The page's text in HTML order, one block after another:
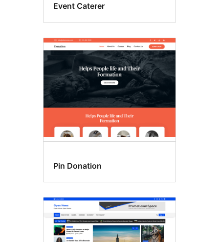
Event Caterer
Pin Donation